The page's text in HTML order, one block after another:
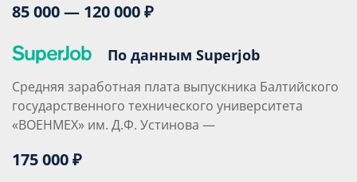
85 000 — 120 000 ₽
По данным Superjob
Средняя заработная плата выпускника Балтийского
государственного технического университета
«ВОЕНМЕХ» им. Д.Ф. Устинова —
175 000 ₽